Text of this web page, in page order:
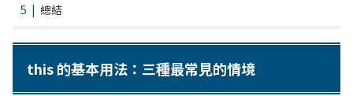
總結
this 的基本用法：三種最常見的情境